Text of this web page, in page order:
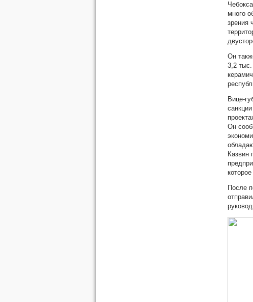
много
зрения
Он
3,2
Вице-
Он
Казвин
После